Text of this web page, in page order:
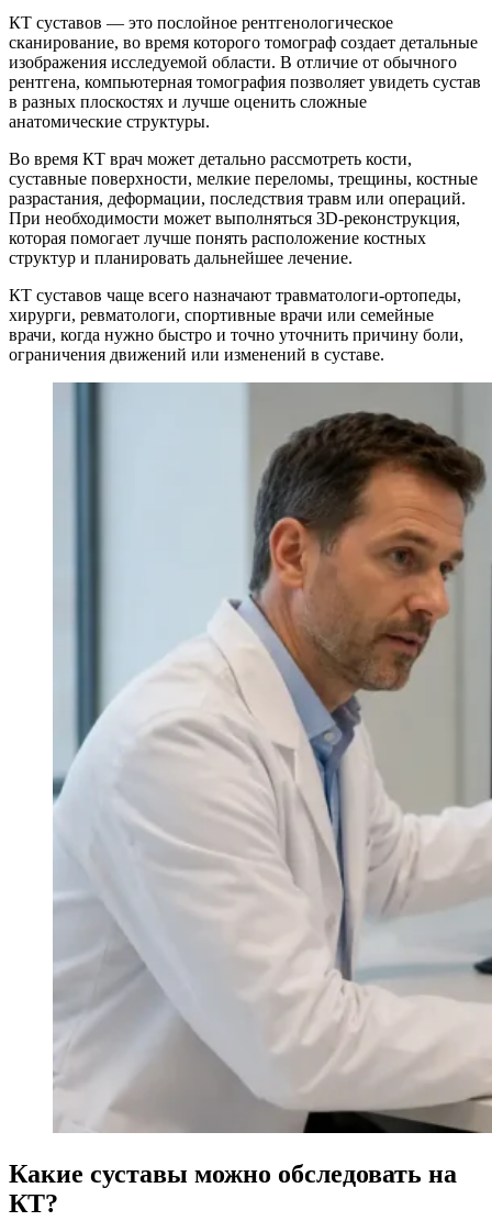
КТ суставов — это послойное рентгенологическое
сканирование, во время которого томограф создает детальные
изображения исследуемой области. В отличие от обычного
рентгена, компьютерная томография позволяет увидеть сустав
в разных плоскостях и лучше оценить сложные
анатомические структуры.
Во время КТ врач может детально рассмотреть кости,
суставные поверхности, мелкие переломы, трещины, костные
разрастания, деформации, последствия травм или операций.
При необходимости может выполняться 3D-реконструкция,
которая помогает лучше понять расположение костных
структур и планировать дальнейшее лечение.
КТ суставов чаще всего назначают травматологи-ортопеды,
хирурги, ревматологи, спортивные врачи или семейные
врачи, когда нужно быстро и точно уточнить причину боли,
ограничения движений или изменений в суставе.
Какие суставы можно обследовать на
КТ?